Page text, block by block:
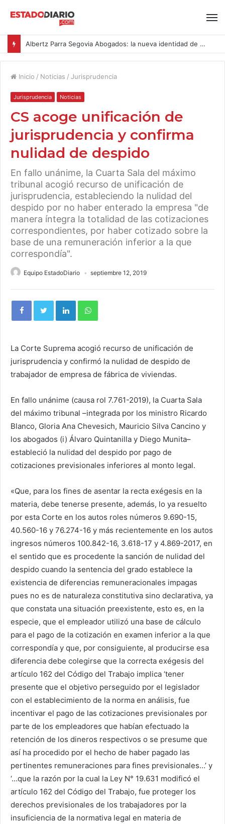
Albertz Parra Segovia Abogados: la nueva identidad de Segovia Consulting
Inicio / Noticias / Jurisprudencia
Jurisprudencia Noticias
CS acoge unificación de
jurisprudencia y confirma
nulidad de despido
En fallo unánime, la Cuarta Sala del máximo
tribunal acogió recurso de unificación de
jurisprudencia, estableciendo la nulidad del
despido por no haber enterado la empresa "de
manera íntegra la totalidad de las cotizaciones
correspondientes, por haber cotizado sobre la
base de una remuneración inferior a la que
correspondía".
Equipo EstadoDiario septiembre 12, 2019
La Corte Suprema acogió recurso de unificación de
jurisprudencia y confirmó la nulidad de despido de
trabajador de empresa de fábrica de viviendas.
En fallo unánime (causa rol 7.761-2019), la Cuarta Sala
del máximo tribunal –integrada por los ministro Ricardo
Blanco, Gloria Ana Chevesich, Mauricio Silva Cancino y
los abogados (i) Álvaro Quintanilla y Diego Munita–
estableció la nulidad del despido por pago de
cotizaciones previsionales inferiores al monto legal.
«Que, para los fines de asentar la recta exégesis en la
materia, debe tenerse presente, además, lo ya resuelto
por esta Corte en los autos roles números 9.690-15,
40.560-16 y 76.274-16 y más recientemente en los autos
ingresos números 100.842-16, 3.618-17 y 4.869-2017, en
el sentido que es procedente la sanción de nulidad del
despido cuando la sentencia del grado establece la
existencia de diferencias remuneracionales impagas
pues no es de naturaleza constitutiva sino declarativa, ya
que constata una situación preexistente, esto es, en la
especie, que el empleador utilizó una base de cálculo
para el pago de la cotización en examen inferior a la que
correspondía y que, por consiguiente, al producirse esa
diferencia debe colegirse que la correcta exégesis del
artículo 162 del Código del Trabajo implica ‘tener
presente que el objetivo perseguido por el legislador
con el establecimiento de la norma en análisis, fue
incentivar el pago de las cotizaciones previsionales por
parte de los empleadores que habían efectuado la
retención de los dineros respectivos o se presume que
así ha procedido por el hecho de haber pagado las
pertinentes remuneraciones para fines previsionales…’ y
‘…que la razón por la cual la Ley N° 19.631 modificó el
artículo 162 del Código del Trabajo, fue proteger los
derechos previsionales de los trabajadores por la
insuficiencia de la normativa legal en materia de